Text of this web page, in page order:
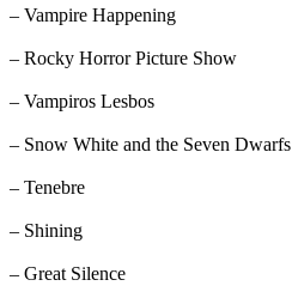
– Vampire Happening
– Rocky Horror Picture Show
– Vampiros Lesbos
– Snow White and the Seven Dwarfs
– Tenebre
– Shining
– Great Silence